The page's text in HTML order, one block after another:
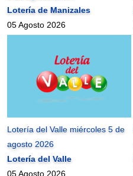
Lotería de Manizales
05 Agosto 2026
Lotería del Valle miércoles 5 de
agosto 2026
Lotería del Valle
05 Agosto 2026